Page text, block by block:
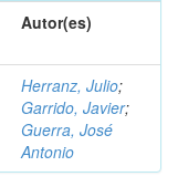
Autor(es)
Herranz, Julio;
Garrido, Javier;
Guerra, José
Antonio